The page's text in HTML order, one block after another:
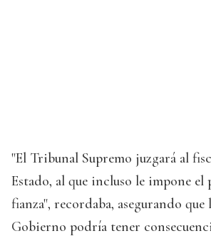
"El Tribunal Supremo juzgará al
Estado, al que incluso le impone el
fianza", recordaba, asegurando
Gobierno podría tener